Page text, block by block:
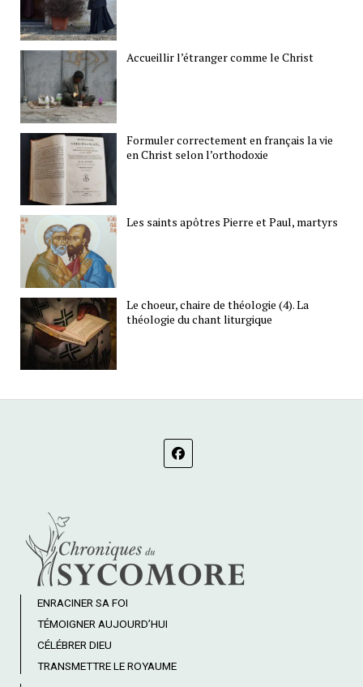
Accueillir l’étranger comme le Christ
Formuler correctement en français la vie
en Christ selon l’orthodoxie
Les saints apôtres Pierre et Paul, martyrs
Le choeur, chaire de théologie (4). La
théologie du chant liturgique
ENRACINER SA FOI
TÉMOIGNER AUJOURD’HUI
CÉLÉBRER DIEU
TRANSMETTRE LE ROYAUME